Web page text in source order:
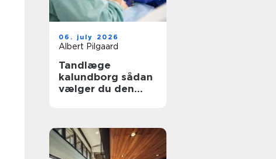
06. july 2026
Albert Pilgaard
Tandlæge
kalundborg sådan
vælger du den